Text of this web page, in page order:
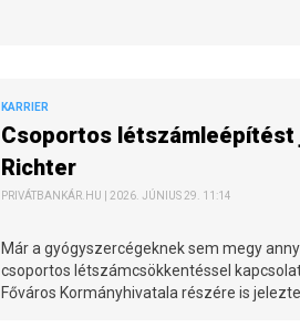
KARRIER
Csoportos
Richter
PRIVÁTBANKÁR.HU | 2026. JÚNIUS 29. 11:14
Már a gyógyszercégeknek sem megy
csoportos létszámcsökkentéssel
Főváros Kormányhivatala részére is